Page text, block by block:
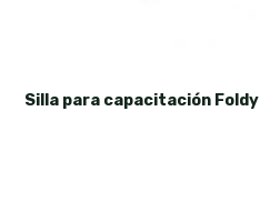
Silla para capacitación Foldy